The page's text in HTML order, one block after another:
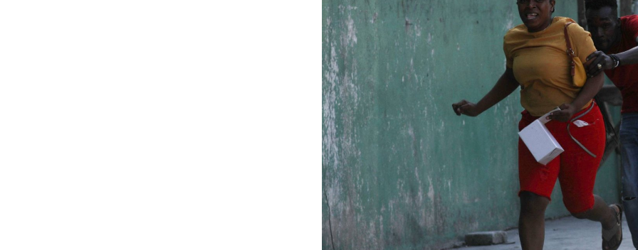
ووسائل الطيران في مطار احتياطي»، لافتاً إلى أنّه
المتعلّقة بالاستعدادات لاستخدام الأسلحة النووية
التابعين لجهاز الأمن الفدرالي الروسي «كانوا
ومسؤولين كبار آخرين، مثل رئيس جهاز
أوامر من موسكو. وأوقفت الأجهزة الأوكرانية
أوقفا «شخصان برتبة كولونيل» من جهاز الدولة
جهاز الأمن الفدرالي الروسي ويُشتبه في أن
أنهما كانا يُريدان تجنيد عسكريين «مقرّبين من
وكشفت أجهزة الأمن الأوكرانية أن أحد أعضاء